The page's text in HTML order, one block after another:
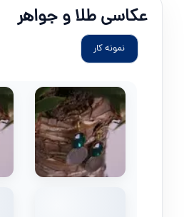
عکاسی طلا و جواهر
نمونه کار